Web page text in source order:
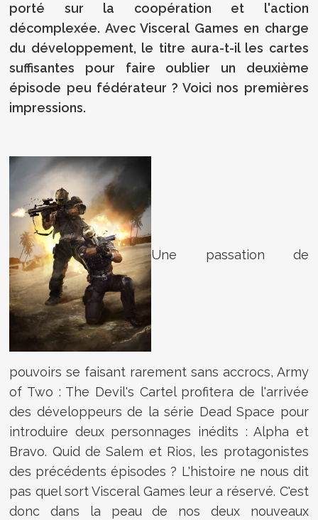
porté sur la coopération et l'action
décomplexée. Avec Visceral Games en charge
du développement, le titre aura-t-il les cartes
suffisantes pour faire oublier un deuxième
épisode peu fédérateur ? Voici nos premières
impressions.
Une passation de
pouvoirs se faisant rarement sans accrocs, Army
of Two : The Devil's Cartel profitera de l'arrivée
des développeurs de la série Dead Space pour
introduire deux personnages inédits : Alpha et
Bravo. Quid de Salem et Rios, les protagonistes
des précédents épisodes ? L'histoire ne nous dit
pas quel sort Visceral Games leur a réservé. C'est
donc dans la peau de nos deux nouveaux